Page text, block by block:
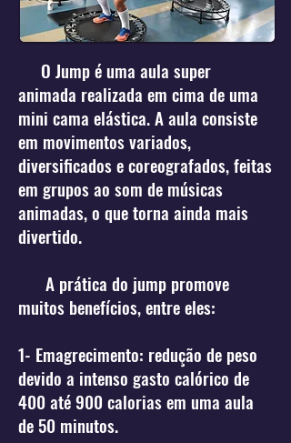
O Jump é uma aula super
animada realizada em cima de uma
mini cama elástica. A aula consiste
em movimentos variados,
diversificados e coreografados, feitas
em grupos ao som de músicas
animadas, o que torna ainda mais
divertido.
A prática do jump promove
muitos benefícios, entre eles:
1- Emagrecimento: redução de peso
devido a intenso gasto calórico de
400 até 900 calorias em uma aula
de 50 minutos.